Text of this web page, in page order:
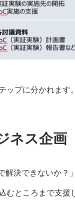
ップに分かれます。
ネス企画
決できないか？
むところまで支援